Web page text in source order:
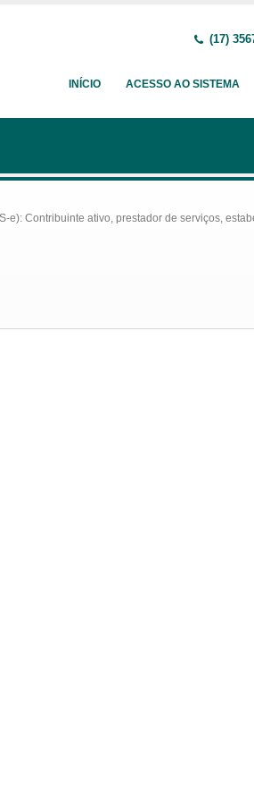
(17)
INÍCIO ACESSO AO SISTEMA
Contribuinte ativo, prestador de serviços,